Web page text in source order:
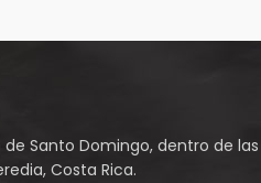
Santo Domingo, dentro de las
Costa Rica.